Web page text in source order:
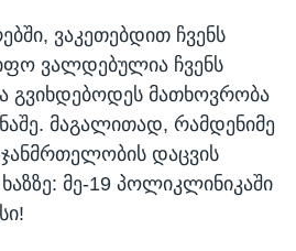
ვაკეთებდით ჩვენს
ვალდებულია ჩვენს
გვიხდებოდეს მათხოვრობა
მაგალითად, რამდენიმე
დაცვის
მე-19 პოლიკლინიკაში